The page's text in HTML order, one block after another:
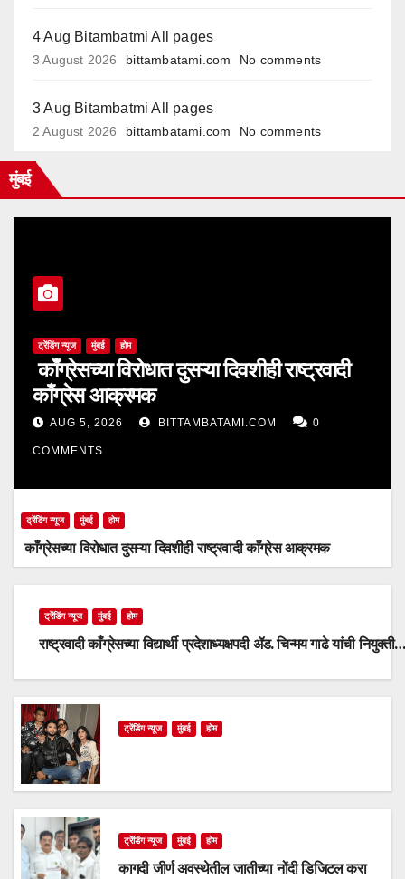
4 Aug Bitambatmi All pages
3 August 2026 bittambatami.com No comments
3 Aug Bitambatmi All pages
2 August 2026 bittambatami.com No comments
मुंबई
ट्रेंडिंग न्यूज मुंबई होम
काँग्रेसच्या विरोधात दुसऱ्या दिवशीही राष्ट्रवादी
काँग्रेस आक्रमक
AUG 5, 2026 BITTAMBATAMI.COM 0
COMMENTS
ट्रेंडिंग न्यूज मुंबई होम
काँग्रेसच्या विरोधात दुसऱ्या दिवशीही राष्ट्रवादी काँग्रेस आक्रमक
ट्रेंडिंग न्यूज मुंबई होम
राष्ट्रवादी काँग्रेसच्या विद्यार्थी प्रदेशाध्यक्षपदी ॲड. चिन्मय गाढे यांची नियुक्ती…
ट्रेंडिंग न्यूज मुंबई होम
ट्रेंडिंग न्यूज मुंबई होम
कागदी जीर्ण अवस्थेतील जातीच्या नोंदी डिजिटल करा